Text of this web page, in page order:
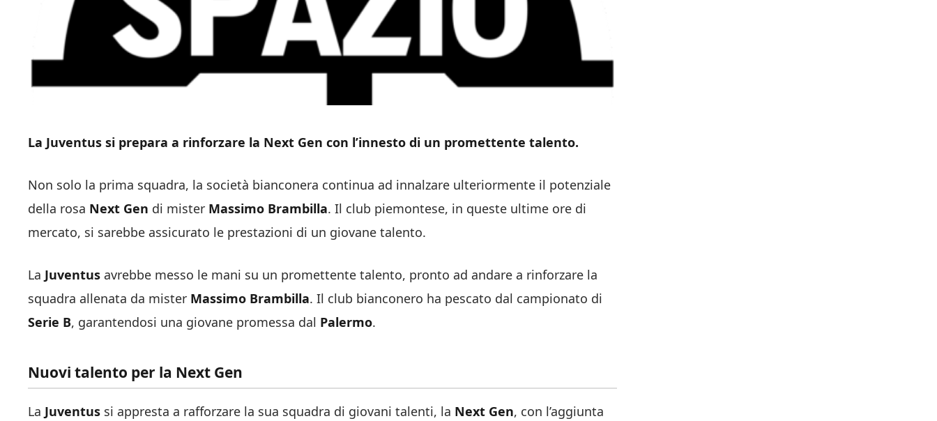
La Juventus si prepara a rinforzare la Next Gen con l’innesto di un promettente talento.
Non solo la prima squadra, la società bianconera continua ad innalzare ulteriormente il potenziale
della rosa Next Gen di mister Massimo Brambilla. Il club piemontese, in queste ultime ore di
mercato, si sarebbe assicurato le prestazioni di un giovane talento.
La Juventus avrebbe messo le mani su un promettente talento, pronto ad andare a rinforzare la
squadra allenata da mister Massimo Brambilla. Il club bianconero ha pescato dal campionato di
Serie B, garantendosi una giovane promessa dal Palermo.
Nuovi talento per la Next Gen
La Juventus si appresta a rafforzare la sua squadra di giovani talenti, la Next Gen, con l’aggiunta